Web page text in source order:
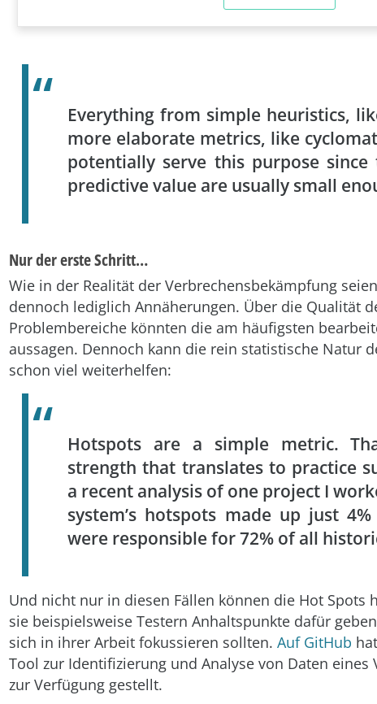
Everything from simple heuristics,
more elaborate metrics, like
potentially serve this purpose
predictive value are usually small
Nur der erste Schritt…
Wie in der Realität der Verbrechensbekämpfung
dennoch lediglich Annäherungen. Über die Qualität
Problembereiche könnten die am häufigsten
aussagen. Dennoch kann die rein statistische Natur
schon viel weiterhelfen:
Hotspots are a simple metric.
strength that translates to practice
a recent analysis of one project I
system’s hotspots made up just
were responsible for 72% of all
Und nicht nur in diesen Fällen können die Hot Spots
sie beispielsweise Testern Anhaltspunkte dafür
sich in ihrer Arbeit fokussieren sollten. Auf GitHub
Tool zur Identifizierung und Analyse von Daten eines
zur Verfügung gestellt.